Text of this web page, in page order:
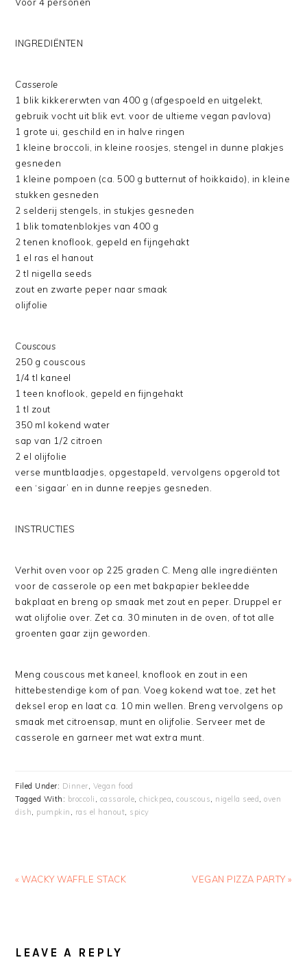
Voor 4 personen
INGREDIËNTEN
Casserole
1 blik kikkererwten van 400 g (afgespoeld en uitgelekt,
gebruik vocht uit blik evt. voor de ultieme vegan pavlova)
1 grote ui, geschild en in halve ringen
1 kleine broccoli, in kleine roosjes, stengel in dunne plakjes
gesneden
1 kleine pompoen (ca. 500 g butternut of hoikkaido), in kleine
stukken gesneden
2 selderij stengels, in stukjes gesneden
1 blik tomatenblokjes van 400 g
2 tenen knoflook, gepeld en fijngehakt
1 el ras el hanout
2 tl nigella seeds
zout en zwarte peper naar smaak
olijfolie
Couscous
250 g couscous
1/4 tl kaneel
1 teen knoflook, gepeld en fijngehakt
1 tl zout
350 ml kokend water
sap van 1/2 citroen
2 el olijfolie
verse muntblaadjes, opgestapeld, vervolgens opgerold tot
een ‘sigaar’ en in dunne reepjes gesneden.
INSTRUCTIES
Verhit oven voor op 225 graden C. Meng alle ingrediënten
voor de casserole op een met bakpapier bekleedde
bakplaat en breng op smaak met zout en peper. Druppel er
wat olijfolie over. Zet ca. 30 minuten in de oven, of tot alle
groenten gaar zijn geworden.
Meng couscous met kaneel, knoflook en zout in een
hittebestendige kom of pan. Voeg kokend wat toe, zet het
deksel erop en laat ca. 10 min wellen. Breng vervolgens op
smaak met citroensap, munt en olijfolie. Serveer met de
casserole en garneer met wat extra munt.
Filed Under: Dinner, Vegan food
Tagged With: broccoli , cassarole,chickpea,couscous, nigella seed ,oven
dish, pumpkin , ras el hanout, spicy
Previous
« WACKY WAFFLE STACK
Next
VEGAN PIZZA PARTY »
INTERACTIONS
LEAVE A REPLY